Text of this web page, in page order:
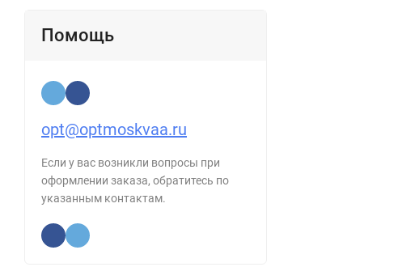
Помощь
opt@optmoskvaa.ru
Если у вас возникли вопросы при
оформлении заказа, обратитесь по
указанным контактам.